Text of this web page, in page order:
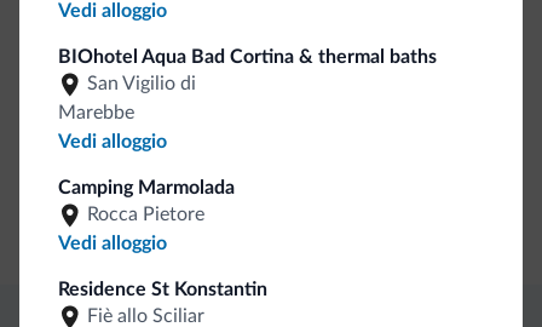
Negozi
Boutiques/negozi
Pagamenti
Carta di credito
Vedi alloggio
BIOhotel Aqua Bad Cortina & thermal baths
San Vigilio di
Marebbe
Vedi alloggio
Camping Marmolada
Rocca Pietore
Vedi alloggio
Residence St Konstantin
Fiè allo Sciliar